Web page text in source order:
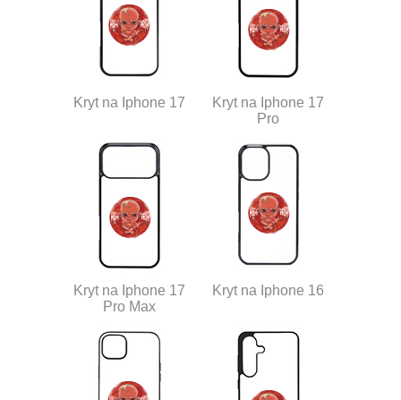
Kryt na Iphone 17
Kryt na Iphone 17
Pro
Kryt na Iphone 17
Pro Max
Kryt na Iphone 16